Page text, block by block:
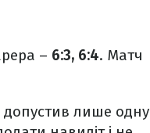
– 6:3, 6:4. Матч
допустив лише одну